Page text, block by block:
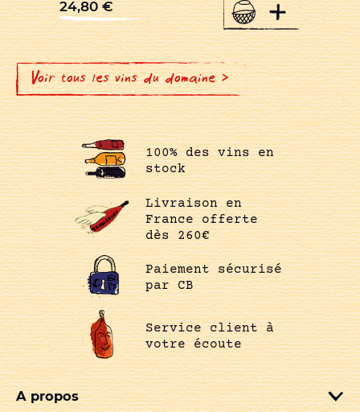
24,80€ +
Voir tous les vins du domaine >
100% des vins en
stock
Livraison en
France offerte
dès 260€
Paiement sécurisé
par CB
Service client à
votre écoute
A propos